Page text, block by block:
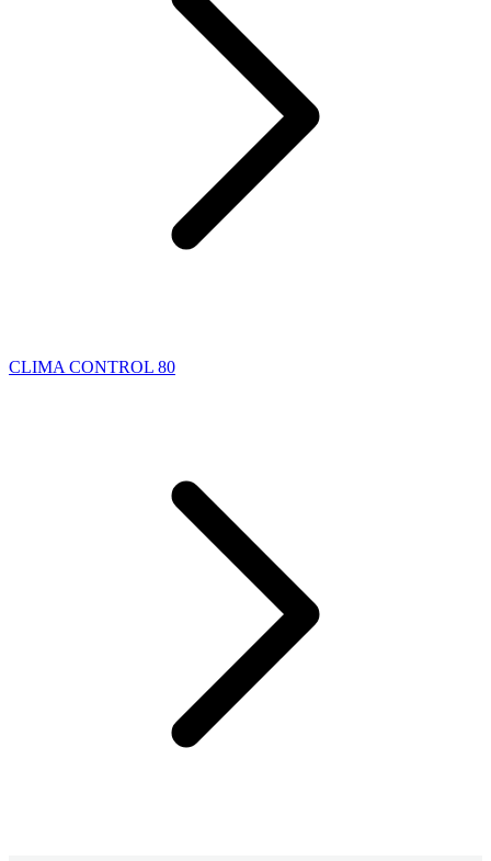
CLIMA CONTROL 80